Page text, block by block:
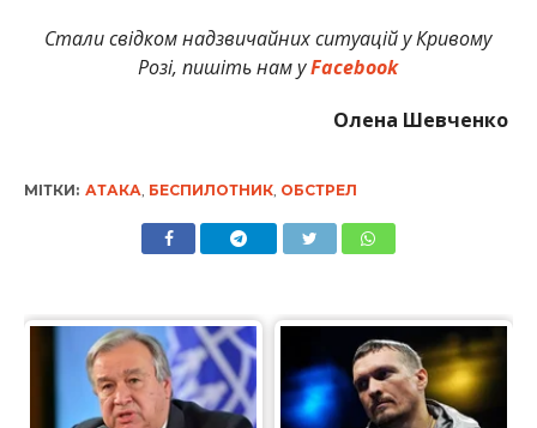
Стали свідком надзвичайних ситуацій у Кривому
Розі, пишіть нам уFacebook
Олена Шевченко
МІТКИ: АТАКА БЕСПИЛОТНИК, ОБСТРЕЛ